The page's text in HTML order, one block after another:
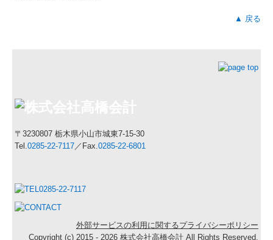
▲ 戻る
〒3230807 栃木県小山市城東7-15-30
Tel.0285-22-7117／Fax.0285-22-6801
外部サービスの利用に関するプライバシーポリシー
Copyright (c) 2015 - 2026 株式会社高橋会計 All Rights Reserved.